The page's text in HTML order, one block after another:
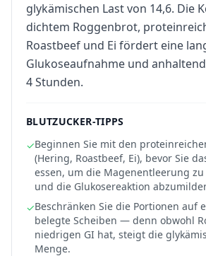
glykämischen Last von 14,6. Die
dichtem Roggenbrot,
Roastbeef und Ei fördert eine
Glukoseaufnahme und
4 Stunden.
BLUTZUCKER-TIPPS
✓Beginnen Sie mit den
(Hering, Roastbeef, Ei), bevor Sie
essen, um die Magenentleerung
und die Glukosereaktion
✓Beschränken Sie die Portionen auf
belegte Scheiben — denn obwohl
niedrigen GI hat, steigt die
Menge.